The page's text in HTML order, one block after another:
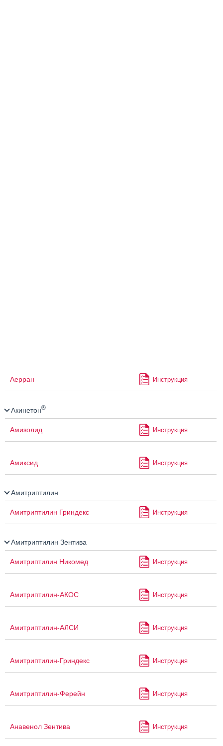
Аерран Инструкция
Акинетон®
Амизолид Инструкция
Амиксид Инструкция
Амитриптилин
Амитриптилин Гриндекс Инструкция
Амитриптилин Зентива
Амитриптилин Никомед Инструкция
Амитриптилин-АКОС Инструкция
Амитриптилин-АЛСИ Инструкция
Амитриптилин-Гриндекс Инструкция
Амитриптилин-Ферейн Инструкция
Анавенол Зентива Инструкция